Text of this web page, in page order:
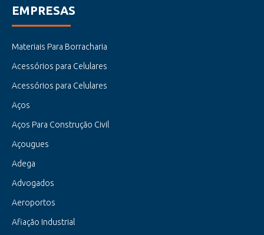
EMPRESAS
Materiais Para Borracharia
Acessórios para Celulares
Acessórios para Celulares
Aços
Aços Para Construção Civil
Açougues
Adega
Advogados
Aeroportos
Afiação Industrial